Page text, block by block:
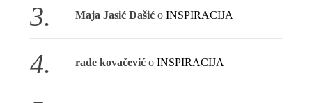
Maja Jasić Dašić oINSPIRACIJA
rade kovačević oINSPIRACIJA
o